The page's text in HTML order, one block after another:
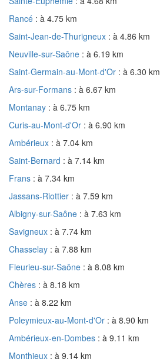
Rancé : à 4.75 km
Saint-Jean-de-Thurigneux : à 4.86 km
Neuville-sur-Saône : à 6.19 km
Saint-Germain-au-Mont-d'Or : à 6.30 km
Ars-sur-Formans : à 6.67 km
Montanay : à 6.75 km
Curis-au-Mont-d'Or : à 6.90 km
Ambérieux : à 7.04 km
Saint-Bernard : à 7.14 km
Frans : à 7.34 km
Jassans-Riottier : à 7.59 km
Albigny-sur-Saône : à 7.63 km
Savigneux : à 7.74 km
Chasselay : à 7.88 km
Fleurieu-sur-Saône : à 8.08 km
Chères : à 8.18 km
Anse : à 8.22 km
Poleymieux-au-Mont-d'Or : à 8.90 km
Ambérieux-en-Dombes : à 9.11 km
Monthieux : à 9.14 km